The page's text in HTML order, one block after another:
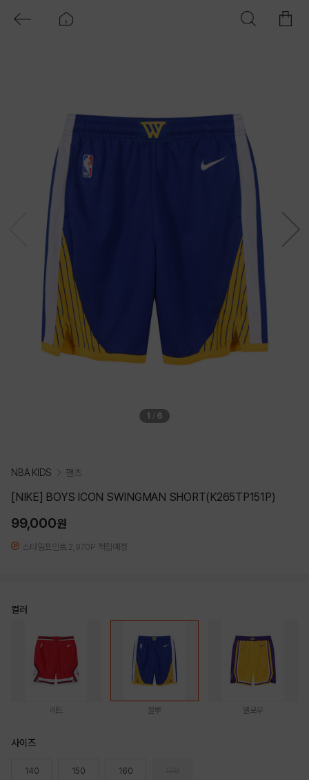
1 / 6
NBA KIDS 팬츠
[NIKE] BOYS ICON SWINGMAN SHORT(K265TP151P)
99,000원
스타일포인트 2,970P 적립예정
컬러
레드 블루 옐로우
사이즈
140 150 160